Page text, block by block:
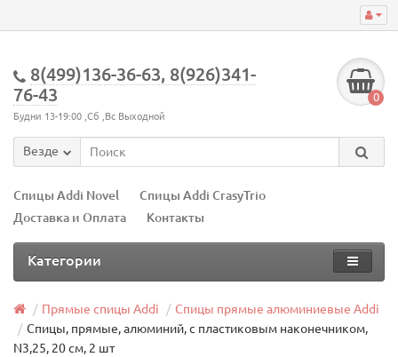
8(499)136-36-63, 8(926)341-
76-43
Будни 13-19:00 ,Сб ,Вс Выходной
0
Везде
Спицы Addi Novel
Спицы Addi CrasyTrio
Доставка и Оплата
Контакты
Категории
Прямые спицы Addi
Спицы прямые алюминиевые Addi
Спицы, прямые, алюминий, с пластиковым наконечником,
N3,25, 20 см, 2 шт